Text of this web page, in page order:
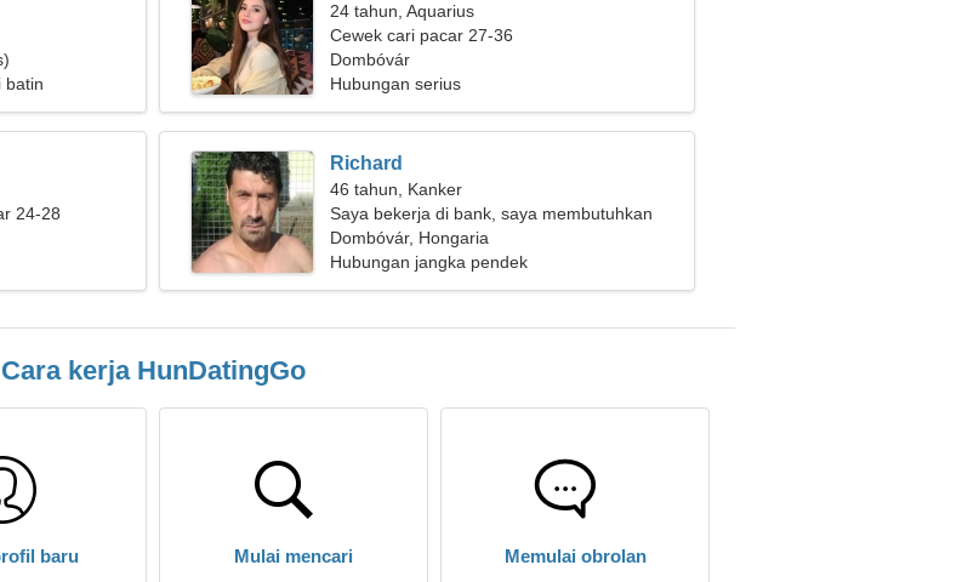
batin
24 tahun, Aquarius
Cewek cari pacar 27-36
Dombóvár
Hubungan serius
24-28
Richard
46 tahun, Kanker
Saya bekerja di bank, saya membutuhkan
wanita yang luar biasa
Dombóvár, Hongaria
Hubungan jangka pendek
Cara kerja HunDatingGo
baru Mulai mencari Memulai obrolan